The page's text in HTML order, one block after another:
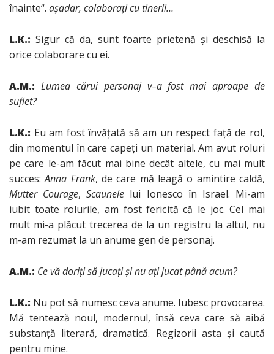
înainte“. aşadar, colaboraţi cu tinerii…
L.K.: Sigur că da, sunt foarte prietenă şi deschisă la
orice colaborare cu ei.
A.M.: Lumea cărui personaj v–a fost mai aproape de
suflet?
L.K.: Eu am fost învăţată să am un respect faţă de rol,
din momentul în care capeţi un material. Am avut roluri
pe care le-am făcut mai bine decât altele, cu mai mult
succes:Anna Frank, de care mă leagă o amintire caldă,
Mutter Courage,Scaunele lui Ionesco în Israel. Mi-am
iubit toate rolurile, am fost fericită că le joc. Cel mai
mult mi-a plăcut trecerea de la un registru la altul, nu
m-am rezumat la un anume gen de personaj.
A.M.: Ce vă doriţi să jucaţi şi nu aţi jucat până acum?
L.K.: Nu pot să numesc ceva anume. Iubesc provocarea.
Mă tentează noul, modernul, însă ceva care să aibă
substanţă literară, dramatică. Regizorii asta şi caută
pentru mine.